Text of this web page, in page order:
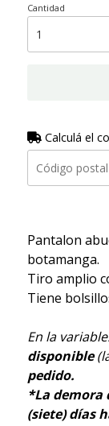
Cantidad
Calculá el
Pantalon
botamanga.
Tiro amplio
Tiene
En la
disponible
pedido.
*La demora
(siete) días